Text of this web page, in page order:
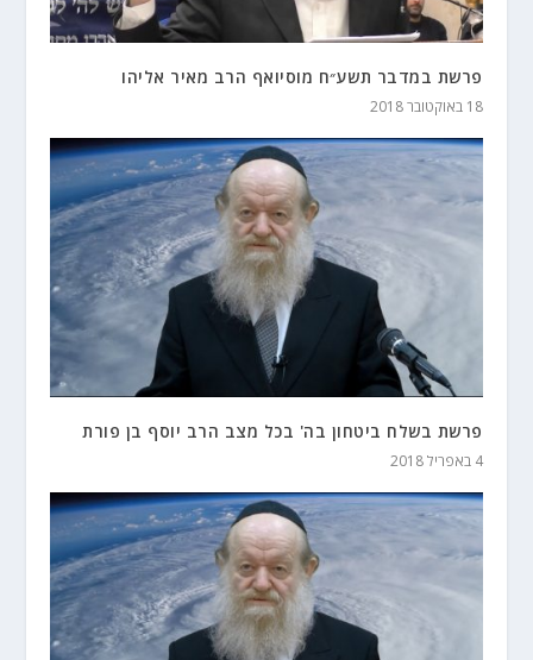
פרשת במדבר תשע״ח מוסיואף הרב מאיר אליהו
18 באוקטובר 2018
פרשת בשלח ביטחון בה' בכל מצב הרב יוסף בן פורת
4 באפריל 2018